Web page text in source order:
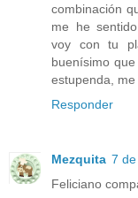
combinación
me he
voy con tu
buenísimo
estupenda,
Responder
Mezquita 7
Feliciano